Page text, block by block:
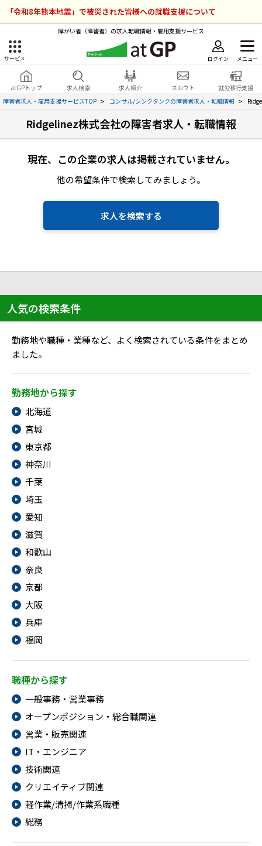
「令和8年熊本地震」で被災された皆様への就職支援について
障がい者（障害者）の求人転職情報・雇用支援サービス
サービス ログイン メニュー
atGPトップ 求人検索 求人紹介 スカウト
就労移行支援
障害者求人・雇用支援サービスTOP
コンサル/シンクタンクの障害者求人・転職情報
Ridgelinez株式会社の障害者求人・転職情報
現在、この企業の求人は掲載されていません。
他の希望条件で検索してみましょう。
求人を検索する
人気の検索条件
勤務地や職種・業種など、よく検索されている条件をまとめ
ました。
勤務地から探す
北海道
宮城
東京都
神奈川
千葉
埼玉
愛知
滋賀
和歌山
奈良
京都
大阪
兵庫
福岡
職種から探す
一般事務・営業事務
オープンポジション・総合職関連
営業・販売関連
IT・エンジニア
技術関連
クリエイティブ関連
軽作業/清掃/作業系職種
総務
障害者雇用のアットジーピー
サービスラインナップ
就転職支援サービス
障害者専門の就転職支援サービス
障害者アスリート専門の就転職支援サービス
障害のある新卒学生専門の就職エージェントサービス
求人検索・スカウトサービス
障害者専門の求人検索・スカウトサービス
就労移行支援サービス
障害別専門支援の就労移行支援サービス
IT・Web制作スキルを身につける就労移行支援サービス
ソーシャルファームサービス
しいたけ生産で実現する
新しい障害者雇用支援サービス
ご利用ガイド
メニューを閉じる
ログイン 会員登録 無料
atGPトップ
各種サービス
就職・転職ノウハウ
お問い合わせ・よくある質問
よくある質問
採用をお考えの企業様はこちら